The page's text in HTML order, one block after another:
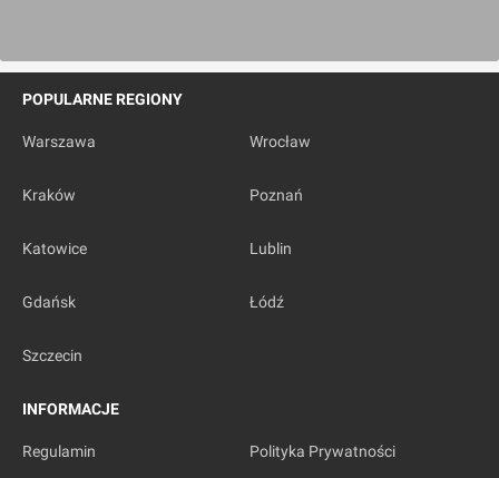
POPULARNE REGIONY
Warszawa Wrocław
Kraków Poznań
Katowice Lublin
Gdańsk Łódź
Szczecin
INFORMACJE
Regulamin Polityka Prywatności